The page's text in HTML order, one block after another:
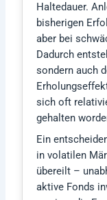
Haltedauer.
bisherigen
aber bei
Dadurch
sondern auch
sich oft
gehalten
Ein
in volatilen
übereilt –
aktive Fonds